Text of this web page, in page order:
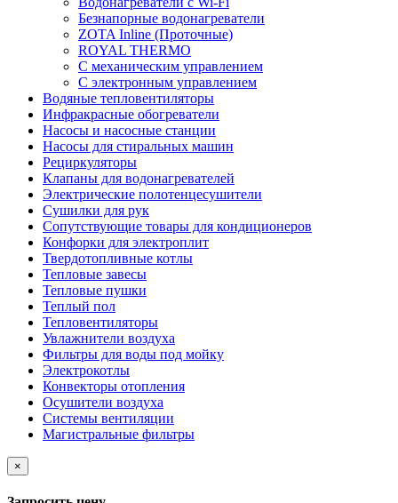
Безнапорные водонагреватели
ZOTA Inline (Проточные)
ROYAL THERMO
С механическим управлением
С электронным управлением
Водяные тепловентиляторы
Инфракрасные обогреватели
Насосы и насосные станции
Насосы для стиральных машин
Рециркуляторы
Клапаны для водонагревателей
Электрические полотенцесушители
Сушилки для рук
Сопутствующие товары для кондиционеров
Конфорки для электроплит
Твердотопливные котлы
Тепловые завесы
Тепловые пушки
Теплый пол
Тепловентиляторы
Увлажнители воздуха
Фильтры для воды под мойку
Электрокотлы
Конвекторы отопления
Осушители воздуха
Системы вентиляции
Магистральные фильтры
×